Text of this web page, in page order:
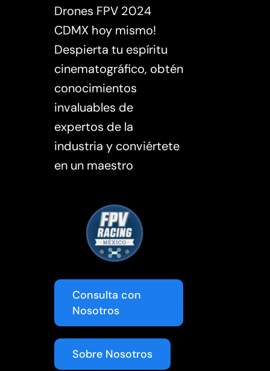
Drones FPV 2024
CDMX hoy mismo!
Despierta tu espíritu
cinematográfico, obtén
conocimientos
invaluables de
expertos de la
industria y conviértete
en un maestro
Consulta con
Nosotros
Sobre Nosotros